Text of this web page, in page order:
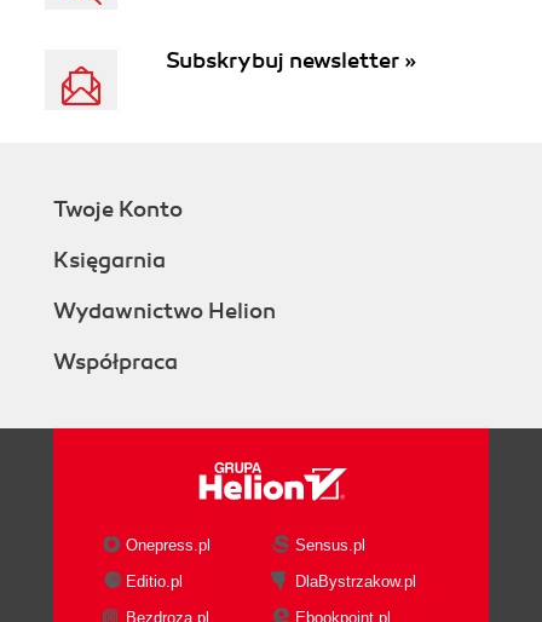
Subskrybuj newsletter »
Twoje Konto
Księgarnia
Wydawnictwo Helion
Współpraca
Onepress.pl
Sensus.pl
Editio.pl
DlaBystrzakow.pl
Bezdroza.pl
Ebookpoint.pl